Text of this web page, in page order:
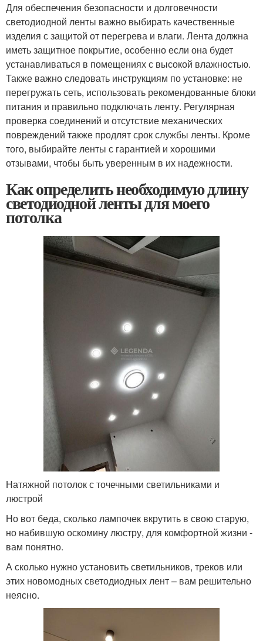
Для обеспечения безопасности и долговечности
светодиодной ленты важно выбирать качественные
изделия с защитой от перегрева и влаги. Лента должна
иметь защитное покрытие, особенно если она будет
устанавливаться в помещениях с высокой влажностью.
Также важно следовать инструкциям по установке: не
перегружать сеть, использовать рекомендованные блоки
питания и правильно подключать ленту. Регулярная
проверка соединений и отсутствие механических
повреждений также продлят срок службы ленты. Кроме
того, выбирайте ленты с гарантией и хорошими
отзывами, чтобы быть уверенным в их надежности.
Как определить необходимую длину
светодиодной ленты для моего
потолка
Натяжной потолок с точечными светильниками и
люстрой
Но вот беда, сколько лампочек вкрутить в свою старую,
но набившую оскомину люстру, для комфортной жизни -
вам понятно.
А сколько нужно установить светильников, треков или
этих новомодных светодиодных лент – вам решительно
неясно.